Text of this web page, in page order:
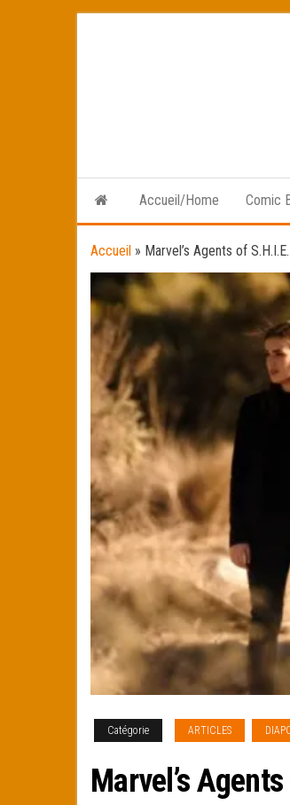
Accueil/Home Comic
Accueil » Marvel’s Agents of
Catégorie ARTICLES
Marvel’s